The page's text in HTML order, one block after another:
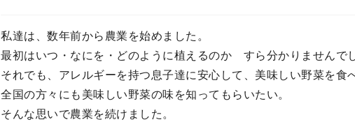
私達は、数年前から農業を始めました。
最初はいつ・なにを・どのように植えるのか すら分かりませんで
それでも、アレルギーを持つ息子達に安心して、美味しい野菜を食
全国の方々にも美味しい野菜の味を知ってもらいたい。
そんな思いで農業を続けました。